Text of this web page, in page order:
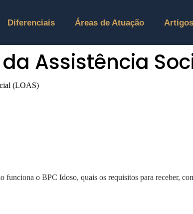
Diferenciais Áreas de Atuação Artigos
Assistência
(LOAS)
funciona o BPC Idoso, quais os requisitos para receber,